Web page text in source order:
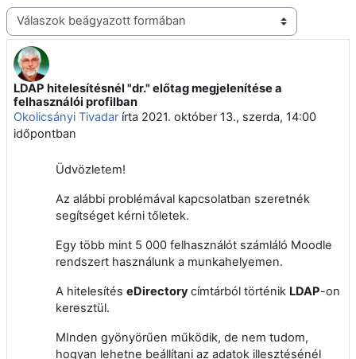
Megjelenítési mód
LDAP hitelesítésnél "dr." előtag megjelenítése a
felhasználói profilban
Okolicsányi Tivadar írta 2021. október 13., szerda, 14:00
időpontban
Válaszok szám: 15
Üdvözletem!
Az alábbi problémával kapcsolatban szeretnék
segítséget kérni tőletek.
Egy több mint 5 000 felhasználót számláló Moodle
rendszert használunk a munkahelyemen.
A hitelesítés eDirectorycímtárból történik LDAP-on
keresztül.
MInden gyönyörűen működik, de nem tudom,
hogyan lehetne beállítani az adatok illesztésénél